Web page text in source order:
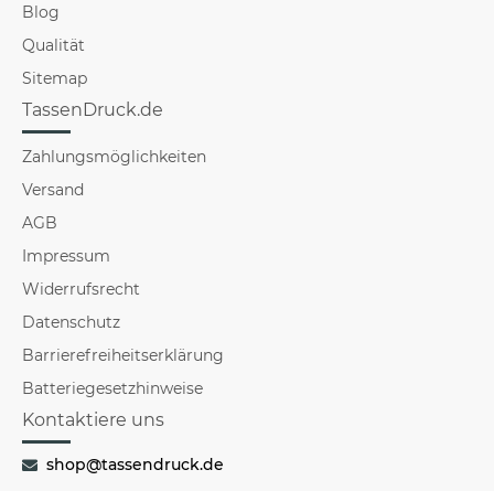
Blog
Qualität
Sitemap
TassenDruck.de
Zahlungsmöglichkeiten
Versand
AGB
Impressum
Widerrufsrecht
Datenschutz
Barrierefreiheitserklärung
Batteriegesetzhinweise
Kontaktiere uns
shop@tassendruck.de